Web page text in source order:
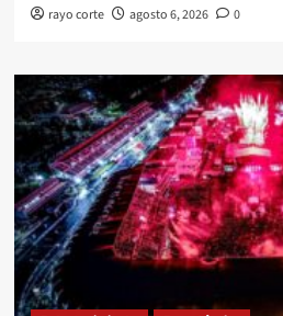
rayo corte agosto 6, 2026 0